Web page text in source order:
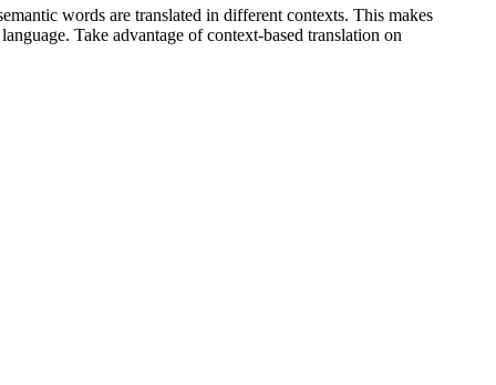
words are translated in different contexts. This makes
Take advantage of context-based translation on